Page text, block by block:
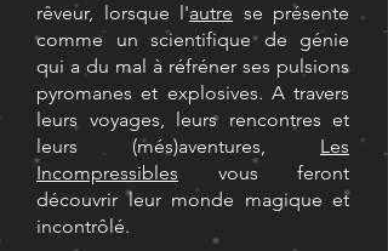
rêveur, lorsque l'autre se présente
comme un scientifique de génie
qui a du mal à réfréner ses pulsions
pyromanes et explosives. A travers
leurs voyages, leurs rencontres et
leurs (més)aventures, Les
Incompressibles vous feront
découvrir leur monde magique et
incontrôlé.